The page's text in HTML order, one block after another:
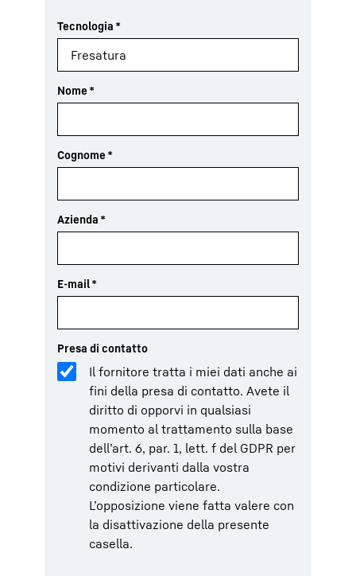
Tecnologia *
Nome *
Cognome *
Azienda *
E-mail*
Presa di contatto
Il fornitore tratta i miei dati anche ai
fini della presa di contatto. Avete il
diritto di opporvi in qualsiasi
momento al trattamento sulla base
dell’art. 6, par. 1, lett. f del GDPR per
motivi derivanti dalla vostra
condizione particolare.
L’opposizione viene fatta valere con
la disattivazione della presente
casella.